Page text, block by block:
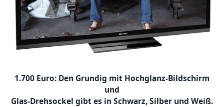
1.700 Euro: Den Grundig mit Hochglanz-Bildschirm
und
Glas-Drehsockel gibt es in Schwarz, Silber und Weiß.